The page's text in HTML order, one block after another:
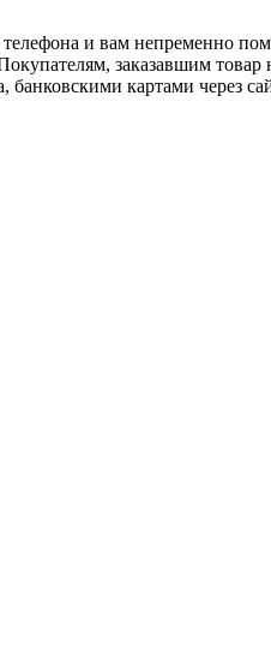
и вам непременно
заказавшим товар
картами через